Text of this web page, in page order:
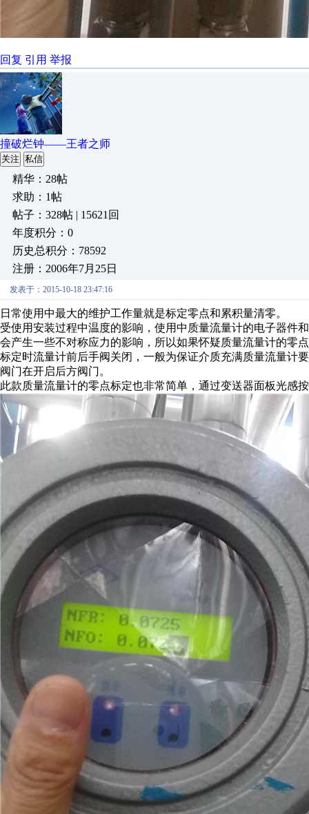
回复 引用 举报
撞破烂钟——王者之师
关注 私信
精华：28帖
求助：1帖
帖子：328帖 | 15621回
年度积分：0
历史总积分：78592
注册：2006年7月25日
发表于：2015-10-18 23:47:16
日常使用中最大的维护工作量就是标定零点和累积量清零。
受使用安装过程中温度的影响，使用中质量流量计的电子器件
会产生一些不对称应力的影响，所以如果怀疑质量流量计的零
标定时流量计前后手阀关闭，一般为保证介质充满质量流量计
阀门在开启后方阀门。
此款质量流量计的零点标定也非常简单，通过变送器面板光感